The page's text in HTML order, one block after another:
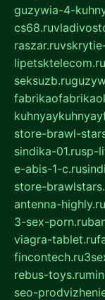
guzywia-4-
cs68.ru
raszar.ru
lipetsktelecom.ru
seksuzb.ru
store-brawl-
sindika-01.rusp-
e-abis-1-c.ru
store-
antenna-highly.ru
3-sex-porn.ru
viagra-tablet.ru
fincontech.ru
rebus-toys.ru
seo-